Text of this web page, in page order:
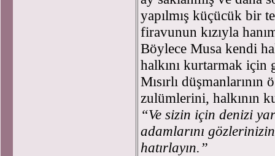
yapılmış küçücük bir
firavunun kızıyla
Böylece Musa kendi
halkını kurtarmak
Mısırlı
zulümlerini, halkının
“Ve sizin için denizi
adamlarını
hatırlayın.”